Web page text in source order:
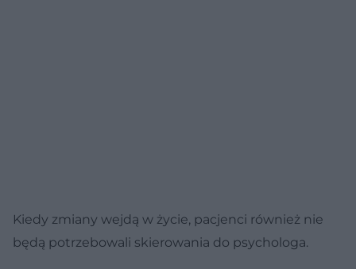
Kiedy zmiany wejdą w życie, pacjenci również nie
będą potrzebowali skierowania do psychologa.